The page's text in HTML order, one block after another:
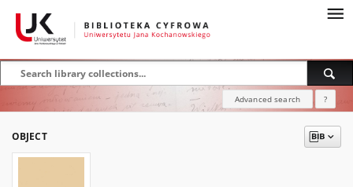
Advanced search ?
OBJECT